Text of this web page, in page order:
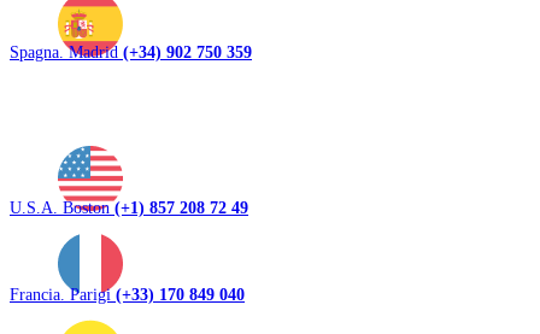
Spagna. Madrid (+34) 902 750 359
U.S.A. Boston(+1) 857 208 72 49
Francia. Parigi(+33) 170 849 040